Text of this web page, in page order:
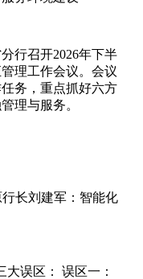
行召开2026年下半
理工作会议。会议
务，重点抓好六方
理与服务。
长刘建军：智能化
误区： 误区一：